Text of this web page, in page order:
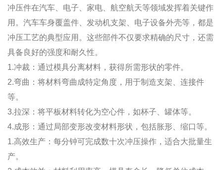
冲压件在汽车、电子、家电、航空航天等领域发挥着关键作
用。汽车车身覆盖件、发动机支架、电子设备外壳等，都是
冲压工艺的典型应用。这些部件不仅要求精确的尺寸，还需
具备良好的强度和耐久性。
1.冲裁：通过模具分离材料，获得所需形状的零件。
2.弯曲：将材料弯曲成特定角度，用于制造支架、连接件
等。
3.拉深：将平板材料转化为空心件，如杯子、罐体等。
4.成形：通过局部变形改变材料形状，包括胀形、缩口等。
1.高效生产：每分钟可完成数十次冲压操作，适合大批量生
产。